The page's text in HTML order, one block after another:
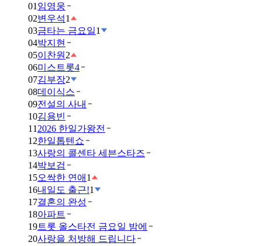
01 임영웅
02변우석1
03금타는 금요일1
04박지현
05이찬원 2
06미스트롯4
07김부장2
08데이식스
09전설의 사내
10김용빈
11 2026 한일가왕전
12한일톱텐쇼
13사랑의 콜센타 세븐스타즈
14박보검
15오싹한 연애 1
16내일도 출근!1
17결혼의 완성
18아파트
19트롯 올스타전 금요일 밤에
20사랑을 처방해 드립니다